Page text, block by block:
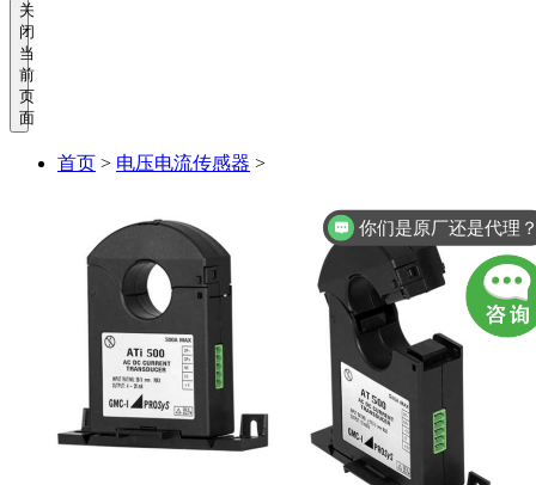
关
闭
当
前
页
面
首页 > 电压电流传感器 >
你们是原厂还是代理